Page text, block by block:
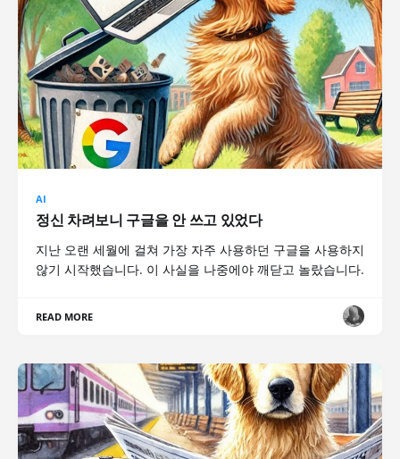
AI
정신 차려보니 구글을 안 쓰고 있었다
지난 오랜 세월에 걸쳐 가장 자주 사용하던 구글을 사용하지
않기 시작했습니다. 이 사실을 나중에야 깨닫고 놀랐습니다.
READ MORE